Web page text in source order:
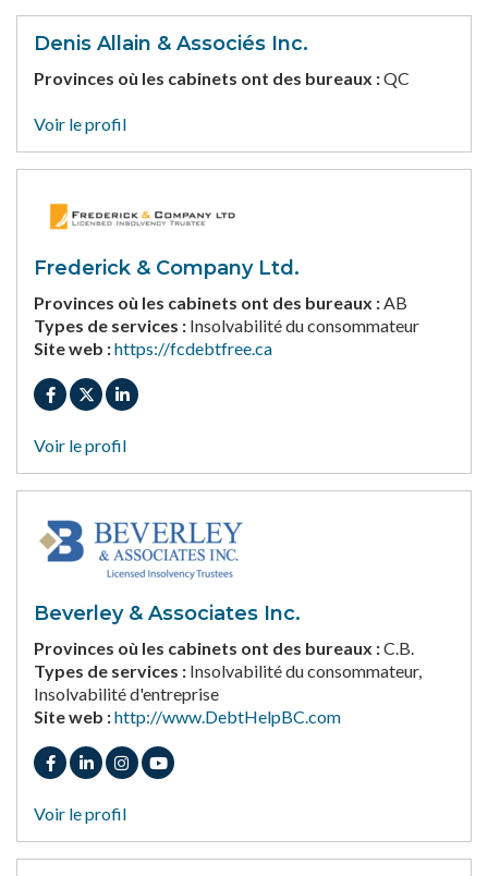
Denis Allain & Associés Inc.
Provinces où les cabinets ont des bureaux :QC
Voir le profil
Frederick & Company Ltd.
Provinces où les cabinets ont des bureaux :AB
Types de services : Insolvabilité du consommateur
Site web :https://fcdebtfree.ca
Voir le profil
Beverley & Associates Inc.
Provinces où les cabinets ont des bureaux :C.B.
Types de services : Insolvabilité du consommateur,
Insolvabilité d'entreprise
Site web :http://www.DebtHelpBC.com
Voir le profil